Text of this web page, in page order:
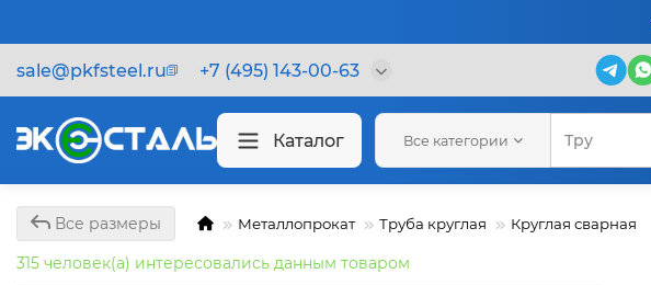
sale@pkfsteel.ru +7 (495) 143-00-63
Каталог Все категории
Все размеры Металлопрокат Труба круглая Круглая сварная
315 человек(а) интересовались данным товаром